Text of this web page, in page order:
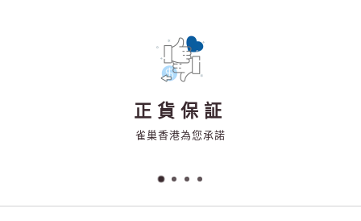
正貨保証
雀巢香港為您承諾